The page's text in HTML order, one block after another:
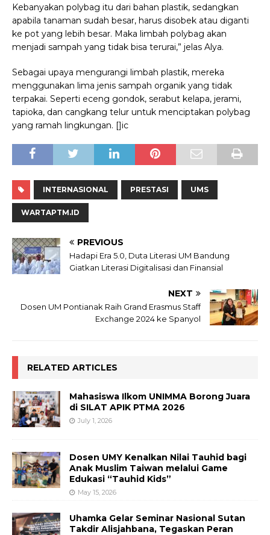
Kebanyakan polybag itu dari bahan plastik, sedangkan
apabila tanaman sudah besar, harus disobek atau diganti
ke pot yang lebih besar. Maka limbah polybag akan
menjadi sampah yang tidak bisa terurai,” jelas Alya.
Sebagai upaya mengurangi limbah plastik, mereka
menggunakan lima jenis sampah organik yang tidak
terpakai. Seperti eceng gondok, serabut kelapa, jerami,
tapioka, dan cangkang telur untuk menciptakan polybag
yang ramah lingkungan. []ic
INTERNASIONAL PRESTASI UMS
WARTAPTM.ID
PREVIOUS
Hadapi Era 5.0, Duta Literasi UM Bandung
Giatkan Literasi Digitalisasi dan Finansial
NEXT
Dosen UM Pontianak Raih Grand Erasmus Staff
Exchange 2024 ke Spanyol
RELATED ARTICLES
Mahasiswa Ilkom UNIMMA Borong Juara
di SILAT APIK PTMA 2026
July 1, 2026
Dosen UMY Kenalkan Nilai Tauhid bagi
Anak Muslim Taiwan melalui Game
Edukasi “Tauhid Kids”
May 15, 2026
Uhamka Gelar Seminar Nasional Sutan
Takdir Alisjahbana, Tegaskan Peran